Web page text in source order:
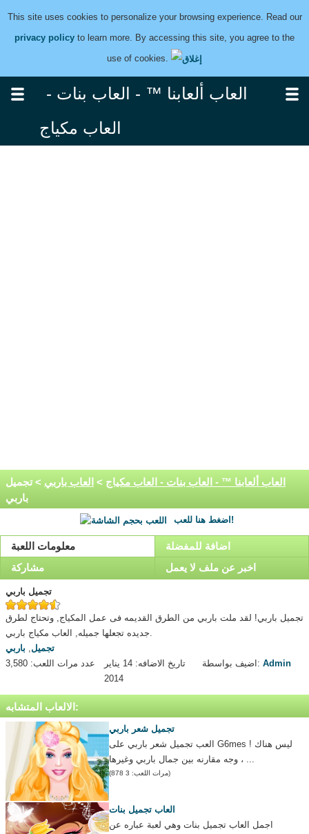
This site uses cookies to personalize your browsing experience. Read our
privacy policy to learn more. By accessing this site, you agree to the
use of cookies.
العاب ألعابنا ™ - العاب بنات -
العاب مكياج
العاب ألعابنا ™ - العاب بنات - العاب مكياج > العاب باربي > تجميل
باربي
اضغط هنا للعب!
معلومات اللعبة
اضافة للمفضلة
مشاركة
اخبر عن ملف لا يعمل
تجميل باربي
تجميل باربي! لقد ملت باربي من الطرق القديمه فى عمل المكياج, وتحتاج لطرق
جديده تجعلها جميله, العاب مكياج باربي.
تجميل, باربي
عدد مرات اللعب: 3,580
تاريخ الاضافه: 14 يناير
2014
اضيف بواسطة:Admin
الالعاب المتشابه:
تجميل شعر باربي
العب تجميل شعر باربي على G6mes ! ليس هناك
وجه مقارنه بين جمال باربي وغيرها ، ...
(مرات اللعب: 3 878)
العاب تجميل بنات
اجمل العاب تجميل بنات وهي لعبة عباره عن